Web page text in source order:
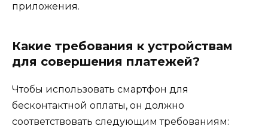
приложения.
Какие требования к устройствам
для совершения платежей?
Чтобы использовать смартфон для
бесконтактной оплаты, он должно
соответствовать следующим требованиям: